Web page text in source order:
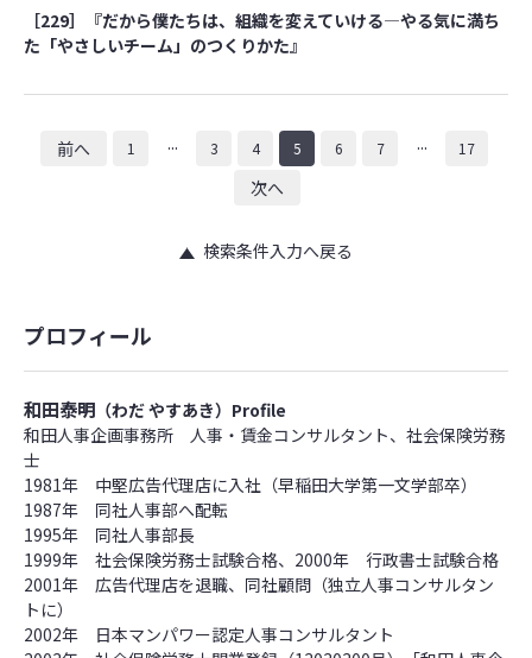
［229］『だから僕たちは、組織を変えていける―やる気に満ち
た「やさしいチーム」のつくりかた』
前へ 1 ... 3 4 5 6 7 ... 17
次へ
検索条件入力へ戻る
プロフィール
和田泰明 （わだ やすあき）Profile
和田人事企画事務所 人事・賃金コンサルタント、社会保険労務
士
1981年 中堅広告代理店に入社（早稲田大学第一文学部卒）
1987年 同社人事部へ配転
1995年 同社人事部長
1999年 社会保険労務士試験合格、2000年 行政書士試験合格
2001年 広告代理店を退職、同社顧問（独立人事コンサルタン
トに）
2002年 日本マンパワー認定人事コンサルタント